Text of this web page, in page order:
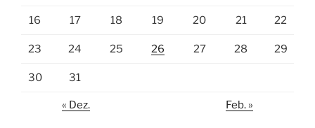
16 17 18 19 20 21 22
23 24 25 26 27 28 29
30 31
« Dez. Feb. »